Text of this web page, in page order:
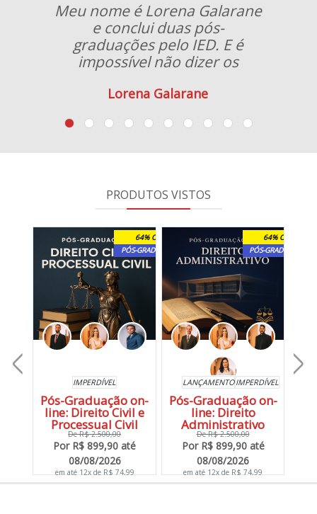
Meu nome é Lorena Galarane
e conclui duas pós-
graduações pelo IED. E é
impossível não dizer os
curso...
Lorena Galarane
PRODUTOS VISTOS
PÓS-GRADUAÇÃO
64% OFF
IMPERDÍVEL
Pós-Graduação on-
line: Direito Civil e
Processual Civil
De R$ 2.500,00
Por R$ 899,90 até
08/08/2026
em até 12x de R$ 74,99
PÓS-GRADUAÇÃO
64% OFF
LANÇAMENTO IMPERDÍVEL
Pós-Graduação on-
line: Direito
Administrativo
De R$ 2.500,00
Por R$ 899,90 até
08/08/2026
em até 12x de R$ 74,99